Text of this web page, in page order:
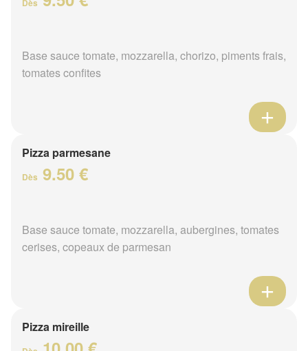
Dès
Base sauce tomate, mozzarella, chorizo, piments frais,
tomates confites
Pizza parmesane
Dès 9.50 €
Base sauce tomate, mozzarella, aubergines, tomates
cerises, copeaux de parmesan
Pizza mireille